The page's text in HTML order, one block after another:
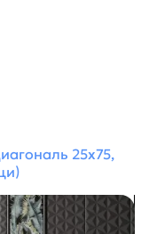
25х75,